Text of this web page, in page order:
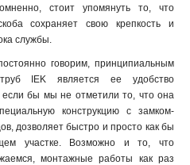
стоит упомянуть то, что
сохраняет свою крепкость и
службы.
говорим, принципиальным
IEK является ее удобство
бы мы не отметили то, что она
конструкцию с замком-
дозволяет быстро и просто как бы
участке. Возможно и то, что
монтажные работы как раз